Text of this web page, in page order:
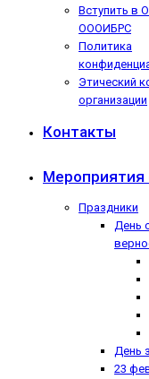
Вступить в
ОООИБРС
Политика
Этический
организации
Контакты
Мероприятия
Праздники
День
День
23